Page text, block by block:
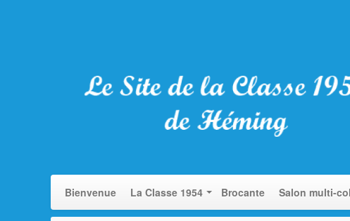
Bienvenue La Classe 1954 Brocante Salon multi-